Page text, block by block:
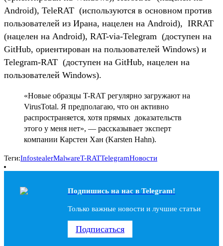
Android), TeleRAT (используются в основном против
пользователей из Ирана, нацелен на Android), IRRAT
(нацелен на Android), RAT-via-Telegram (доступен на
GitHub, ориентирован на пользователей Windows) и
Telegram-RAT (доступен на GitHub, нацелен на
пользователей Windows).
«Новые образцы T-RAT регулярно загружают на
VirusTotal. Я предполагаю, что он активно
распространяется, хотя прямых доказательств
этого у меня нет», — рассказывает эксперт
компании Карстен Хан (Karsten Hahn).
Теги:InfostealerMalwareT-RATTelegramНовости
Подпишись на наc в Telegram!
Только важные новости и лучшие статьи
Подписаться